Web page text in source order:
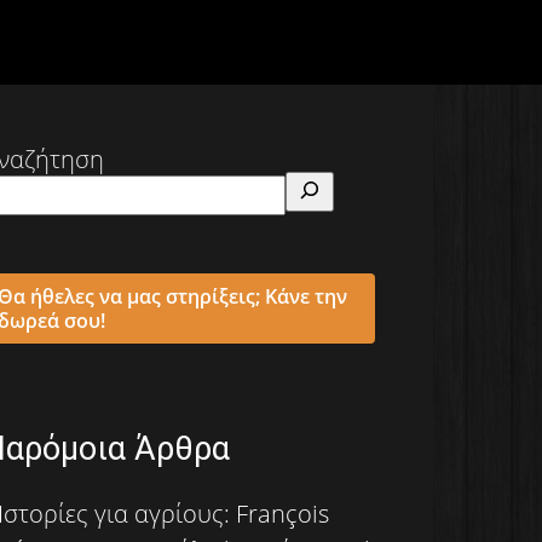
ήθελες να μας στηρίξεις; Κάνε την
σου!
Άρθρα
για αγρίους: François